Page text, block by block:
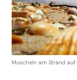
Muscheln am Strand auf